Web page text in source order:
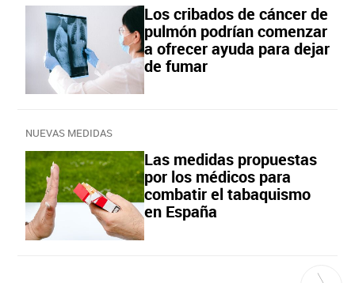
Los cribados de cáncer de
pulmón podrían comenzar
a ofrecer ayuda para dejar
de fumar
NUEVAS MEDIDAS
Las medidas propuestas
por los médicos para
combatir el tabaquismo
en España